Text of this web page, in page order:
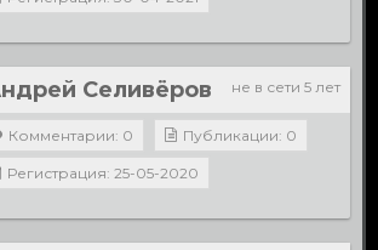
не в сети 5 лет
Селивёров
Комментарии: 0 Публикации: 0
Регистрация: 25-05-2020